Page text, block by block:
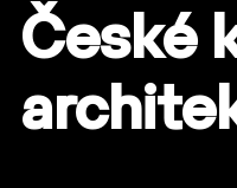
České